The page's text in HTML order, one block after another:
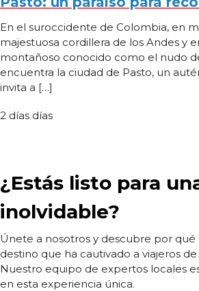
En el suroccidente de Colombia, en
majestuosa cordillera de los Andes y
montañoso conocido como el nudo
encuentra la ciudad de Pasto, un
invita a […]
2 días días
¿Estás listo para
inolvidable?
Únete a nosotros y descubre por qué
destino que ha cautivado a viajeros
Nuestro equipo de expertos locales
en esta experiencia única.